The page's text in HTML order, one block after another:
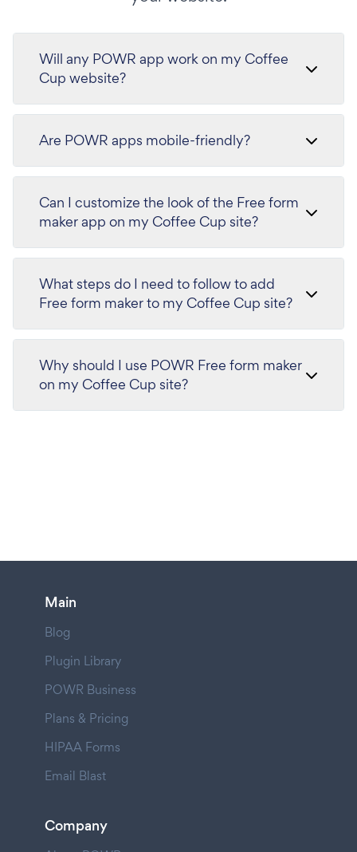
Will any POWR app work on my Coffee
Cup website?
Are POWR apps mobile-friendly?
Can I customize the look of the Free form
maker app on my Coffee Cup site?
What steps do I need to follow to add
Free form maker to my Coffee Cup site?
Why should I use POWR Free form maker
on my Coffee Cup site?
Main
Blog
Plugin Library
POWR Business
Plans & Pricing
HIPAA Forms
Email Blast
Company